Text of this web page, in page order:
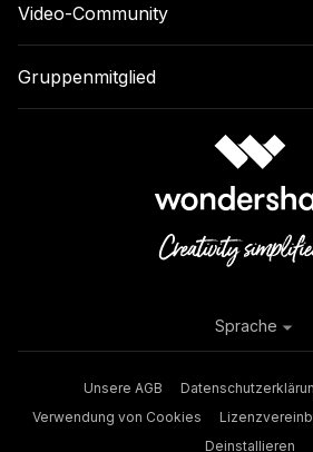
Video-Community
Gruppenmitglied
Unsere AGB
Verwendung von Cookies
Deinstallieren
Sprache